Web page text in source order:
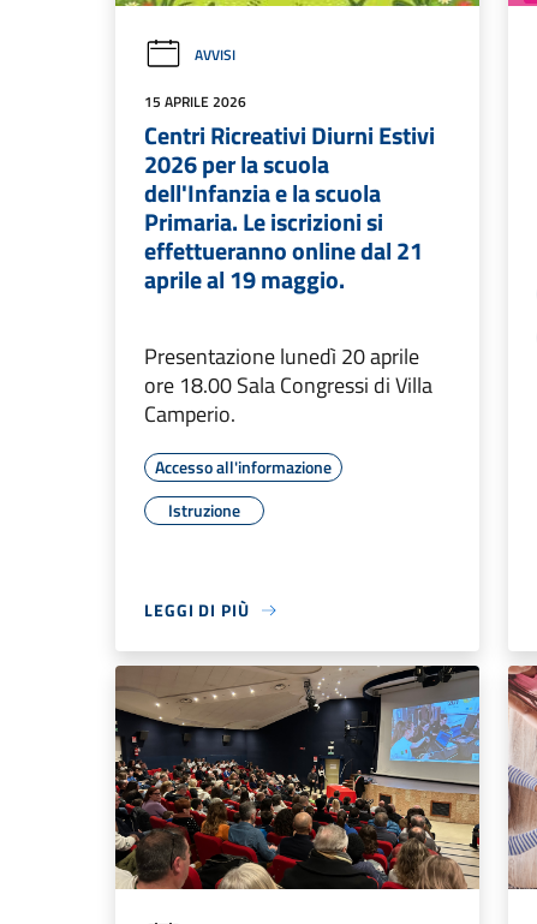
AVVISI
15 APRILE 2026
Centri Ricreativi Diurni Estivi
2026 per la scuola
dell'Infanzia e la scuola
Primaria. Le iscrizioni si
effettueranno online dal 21
aprile al 19 maggio.
Presentazione lunedì 20 aprile
ore 18.00 Sala Congressi di Villa
Camperio.
Accesso all'informazione
Istruzione
LEGGI DI PIÙ